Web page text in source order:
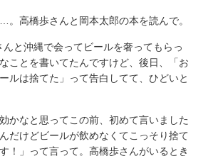
高橋歩さんと岡本太郎の本を読んで。
と沖縄で会ってビールを奢ってもらっ
ことを書いてたんですけど、後日、「お
ルは捨てた」って告白してて、ひどいと
かなと思ってこの前、初めて言いました
だけどビールが飲めなくてこっそり捨て
！」って言って。高橋歩さんがいるとき